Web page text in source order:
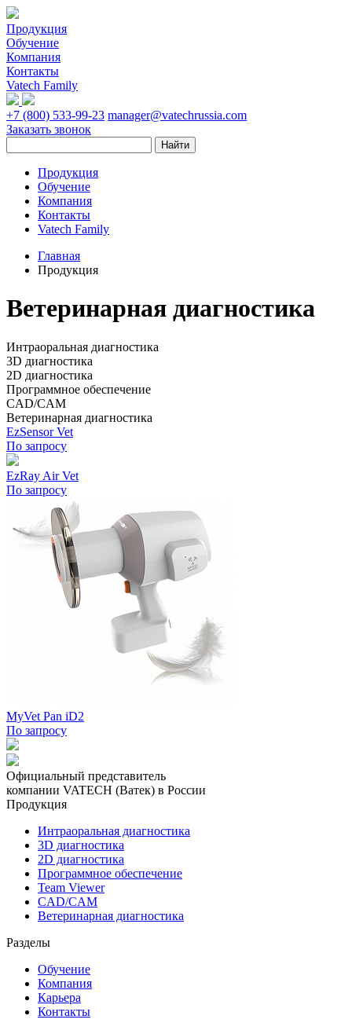
Продукция
Обучение
Компания
Контакты
Vatech Family
+7 (800) 533-99-23 manager@vatechrussia.com
Заказать звонок
Продукция
Обучение
Компания
Контакты
Vatech Family
Главная
Продукция
Ветеринарная диагностика
Интраоральная диагностика
3D диагностика
2D диагностика
Программное обеспечение
CAD/CAM
Ветеринарная диагностика
EzSensor Vet
По запросу
EzRay Air Vet
По запросу
MyVet Pan iD2
По запросу
Официальный представитель
компании VATECH (Ватек) в России
Продукция
Интраоральная диагностика
3D диагностика
2D диагностика
Программное обеспечение
Team Viewer
CAD/CAM
Ветеринарная диагностика
Разделы
Обучение
Компания
Карьера
Контакты